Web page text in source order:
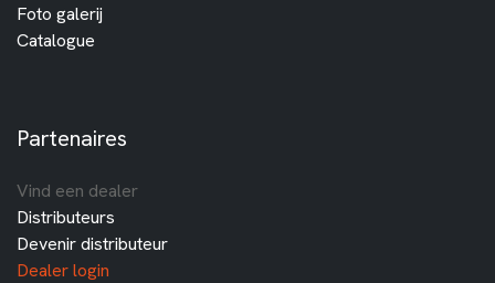
Foto galerij
Catalogue
Partenaires
Vind een dealer
Distributeurs
Devenir distributeur
Dealer login